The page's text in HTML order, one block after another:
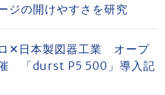
ジの開けやすさを研究
✕日本製図器工業 オープ
「durst P5 500」導入記